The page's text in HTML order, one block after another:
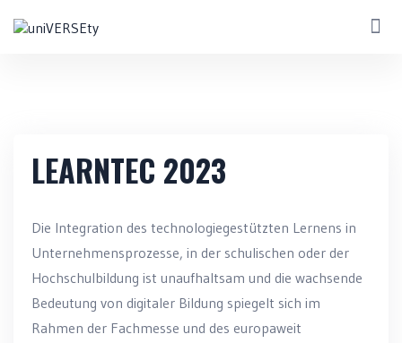
LEARNTEC 2023
Die Integration des technologiegestützten Lernens in
Unternehmensprozesse, in der schulischen oder der
Hochschulbildung ist unaufhaltsam und die wachsende
Bedeutung von digitaler Bildung spiegelt sich im
Rahmen der Fachmesse und des europaweit